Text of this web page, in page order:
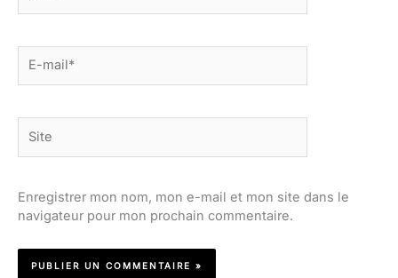
mail*
Enregistrer mon nom, mon e-mail et mon site dans le
navigateur pour mon prochain commentaire.